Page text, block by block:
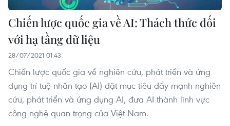
Chiến lược quốc gia về AI: Thách thức đối
với hạ tầng dữ liệu
28/07/2021 01:43
Chiến lược quốc gia về nghiên cứu, phát triển và ứng
dụng trí tuệ nhân tạo (AI) đặt mục tiêu đẩy mạnh nghiên
cứu, phát triển và ứng dụng AI, đưa AI thành lĩnh vực
công nghệ quan trọng của Việt Nam.